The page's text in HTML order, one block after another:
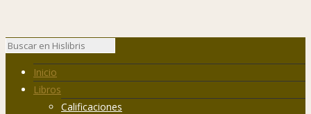
Inicio
Libros
Calificaciones